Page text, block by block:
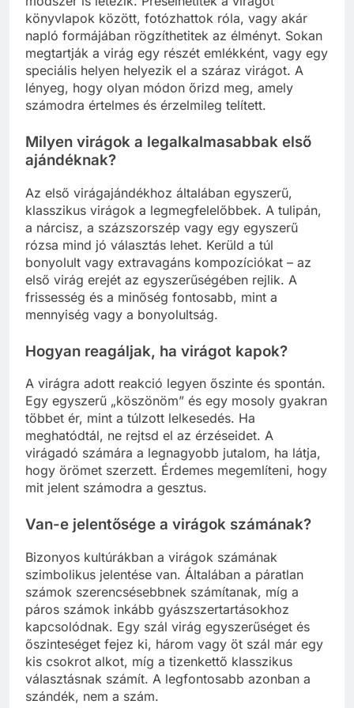
könyvlapok között, fotózhattok róla, vagy akár
napló formájában rögzíthetitek az élményt. Sokan
megtartják a virág egy részét emlékként, vagy egy
speciális helyen helyezik el a száraz virágot. A
lényeg, hogy olyan módon őrizd meg, amely
számodra értelmes és érzelmileg telített.
Milyen virágok a legalkalmasabbak első
ajándéknak?
Az első virágajándékhoz általában egyszerű,
klasszikus virágok a legmegfelelőbbek. A tulipán,
a nárcisz, a százszorszép vagy egy egyszerű
rózsa mind jó választás lehet. Kerüld a túl
bonyolult vagy extravagáns kompozíciókat – az
első virág erejét az egyszerűségében rejlik. A
frissesség és a minőség fontosabb, mint a
mennyiség vagy a bonyolultság.
Hogyan reagáljak, ha virágot kapok?
A virágra adott reakció legyen őszinte és spontán.
Egy egyszerű „köszönöm” és egy mosoly gyakran
többet ér, mint a túlzott lelkesedés. Ha
meghatódtál, ne rejtsd el az érzéseidet. A
virágadó számára a legnagyobb jutalom, ha látja,
hogy örömet szerzett. Érdemes megemlíteni, hogy
mit jelent számodra a gesztus.
Van-e jelentősége a virágok számának?
Bizonyos kultúrákban a virágok számának
szimbolikus jelentése van. Általában a páratlan
számok szerencsésebbnek számítanak, míg a
páros számok inkább gyászszertartásokhoz
kapcsolódnak. Egy szál virág egyszerűséget és
őszinteséget fejez ki, három vagy öt szál már egy
kis csokrot alkot, míg a tizenkettő klasszikus
választásnak számít. A legfontosabb azonban a
szándék, nem a szám.